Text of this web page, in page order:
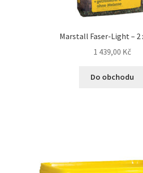
Marstall Faser-Light – 2
1 439,00 Kč
Do obchodu